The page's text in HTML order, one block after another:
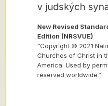
v judských
New Revised
Edition (NRSVUE)
“Copyright © 2021
Churches of Christ in
America. Used by
reserved worldwide.”